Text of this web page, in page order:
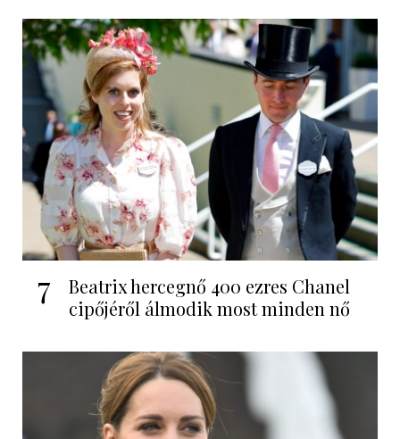
7
Beatrix hercegnő 400 ezres Chanel
cipőjéről álmodik most minden nő